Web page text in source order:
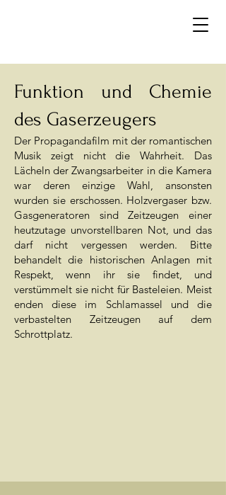
Funktion und Chemie
des Gaserzeugers
Der Propagandafilm mit der romantischen
Musik zeigt nicht die Wahrheit. Das
Lächeln der Zwangsarbeiter in die Kamera
war deren einzige Wahl, ansonsten
wurden sie erschossen. Holzvergaser bzw.
Gasgeneratoren sind Zeitzeugen einer
heutzutage unvorstellbaren Not, und das
darf nicht vergessen werden. Bitte
behandelt die historischen Anlagen mit
Respekt, wenn ihr sie findet, und
verstümmelt sie nicht für Basteleien. Meist
enden diese im Schlamassel und die
verbastelten Zeitzeugen auf dem
Schrottplatz.